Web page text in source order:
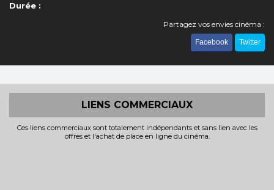
Durée :
Partagez vos envies cinéma :
Facebook Twitter
LIENS COMMERCIAUX
Ces liens commerciaux sont totalement indépendants et sans lien avec les
offres et l'achat de place en ligne du cinéma.